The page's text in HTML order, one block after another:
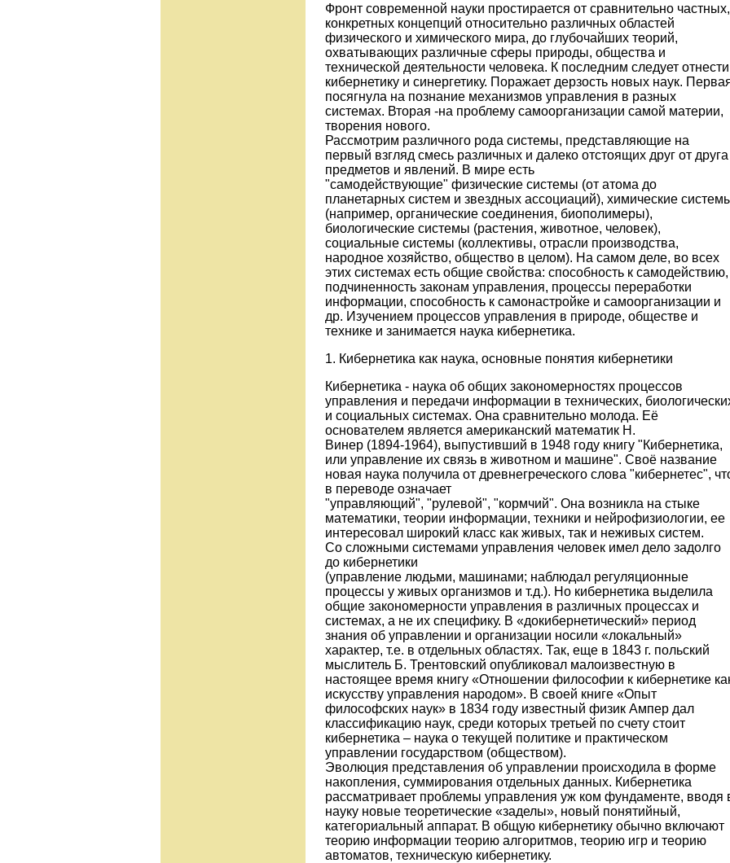
Фронт современной науки простирается от сравнительно частных,
конкретных концепций относительно различных областей
физического и химического мира, до глубочайших теорий,
охватывающих различные сферы природы, общества и
технической деятельности человека. К последним следует отнести
кибернетику и синергетику. Поражает дерзость новых наук.
посягнула на познание механизмов управления в разных
системах. Вторая -на проблему самоорганизации самой материи,
творения нового.
Рассмотрим различного рода системы, представляющие на
первый взгляд смесь различных и далеко отстоящих друг от друга
предметов и явлений. В мире есть
"самодействующие" физические системы (от атома до
планетарных систем и звездных ассоциаций), химические
(например, органические соединения, биополимеры),
биологические системы (растения, животное, человек),
социальные системы (коллективы, отрасли производства,
народное хозяйство, общество в целом). На самом деле, во всех
этих системах есть общие свойства: способность к самодействию,
подчиненность законам управления, процессы переработки
информации, способность к самонастройке и самоорганизации и
др. Изучением процессов управления в природе, обществе и
технике и занимается наука кибернетика.
1. Кибернетика как наука, основные понятия кибернетики
Кибернетика - наука об общих закономерностях процессов
управления и передачи информации в технических,
и социальных системах. Она сравнительно молода. Её
основателем является американский математик Н.
Винер (1894-1964), выпустивший в 1948 году книгу "Кибернетика,
или управление их связь в животном и машине". Своё название
новая наука получила от древнегреческого слова "кибернетес",
в переводе означает
"управляющий", "рулевой", "кормчий". Она возникла на стыке
математики, теории информации, техники и нейрофизиологии, ее
интересовал широкий класс как живых, так и неживых систем.
Со сложными системами управления человек имел дело задолго
до кибернетики
(управление людьми, машинами; наблюдал регуляционные
процессы у живых организмов и т.д.). Но кибернетика выделила
общие закономерности управления в различных процессах и
системах, а не их специфику. В «докибернетический» период
знания об управлении и организации носили «локальный»
характер, т.е. в отдельных областях. Так, еще в 1843 г. польский
мыслитель Б. Трентовский опубликовал малоизвестную в
настоящее время книгу «Отношении философии к кибернетике
искусству управления народом». В своей книге «Опыт
философских наук» в 1834 году известный физик Ампер дал
классификацию наук, среди которых третьей по счету стоит
кибернетика – наука о текущей политике и практическом
управлении государством (обществом).
Эволюция представления об управлении происходила в форме
накопления, суммирования отдельных данных. Кибернетика
рассматривает проблемы управления уж ком фундаменте, вводя
науку новые теоретические «заделы», новый понятийный,
категориальный аппарат. В общую кибернетику обычно включают
теорию информации теорию алгоритмов, теорию игр и теорию
автоматов, техническую кибернетику.